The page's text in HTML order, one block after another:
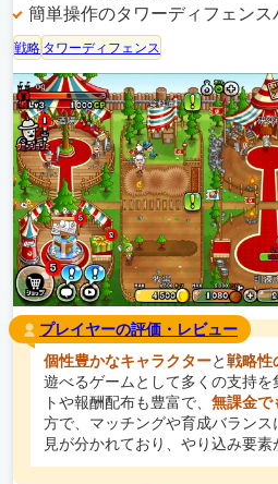
簡単操作のタワーディフェンス
戦略タワーディフェンス
プレイヤーの評価・レビュー
個性豊かなキャラクターと戦略性
遊べるゲームとして多くの支持
トや報酬配布も豊富で、 無課金で
方で、マッチングや育成バラン
見が分かれており、やり込み要素